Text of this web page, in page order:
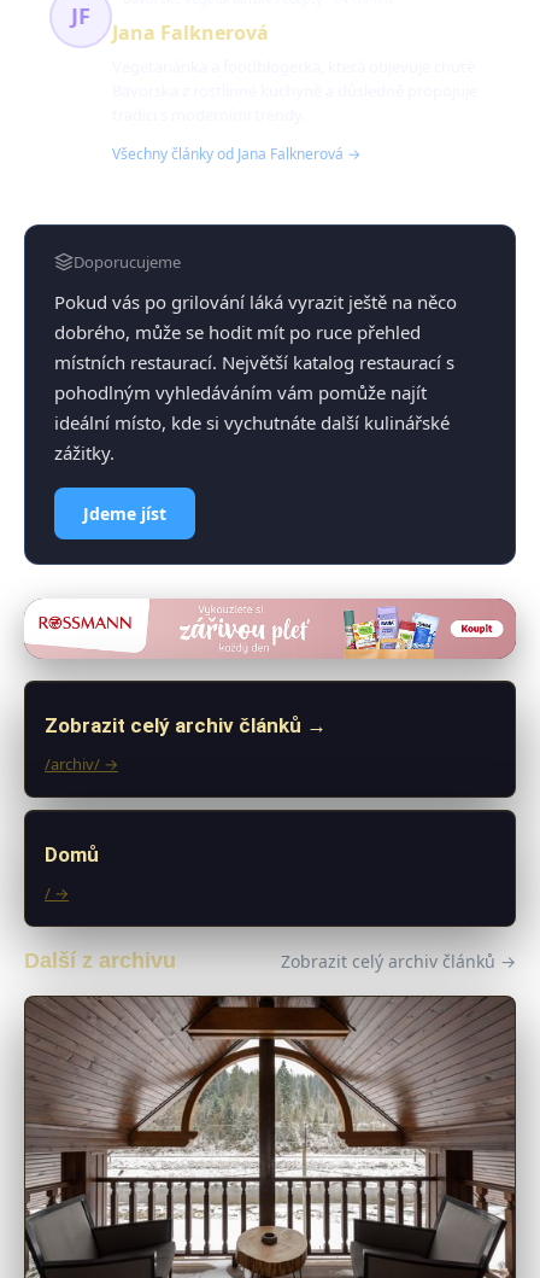
JF
Jana Falknerová
Všechny články od Jana Falknerová →
Doporucujeme
Pokud vás po grilování láká vyrazit ještě na něco
dobrého, může se hodit mít po ruce přehled
místních restaurací. Největší katalog restaurací s
pohodlným vyhledáváním vám pomůže najít
ideální místo, kde si vychutnáte další kulinářské
zážitky.
Jdeme jíst
Zobrazit celý archiv článků →
/archiv/ →
Domů
/ →
Další z archivu Zobrazit celý archiv článků →